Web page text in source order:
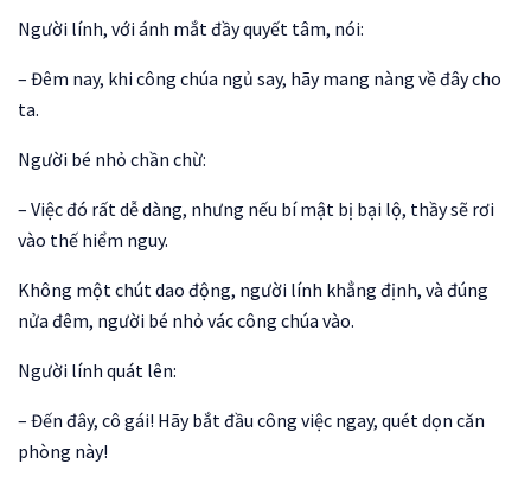
Người lính, với ánh mắt đầy quyết tâm, nói:
– Đêm nay, khi công chúa ngủ say, hãy mang nàng về đây cho
ta.
Người bé nhỏ chần chừ:
– Việc đó rất dễ dàng, nhưng nếu bí mật bị bại lộ, thầy sẽ rơi
vào thế hiểm nguy.
Không một chút dao động, người lính khẳng định, và đúng
nửa đêm, người bé nhỏ vác công chúa vào.
Người lính quát lên:
– Đến đây, cô gái! Hãy bắt đầu công việc ngay, quét dọn căn
phòng này!